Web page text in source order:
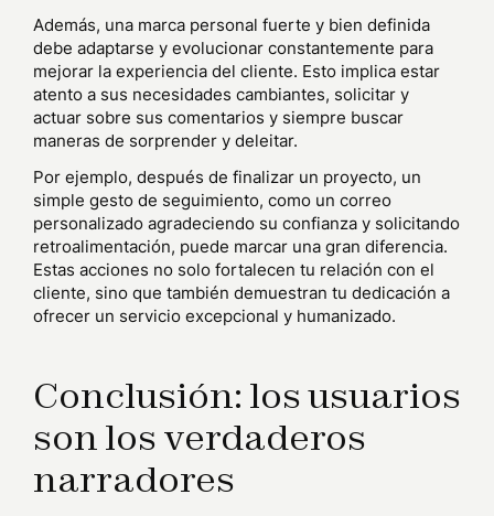
Además, una marca personal fuerte y bien definida
debe adaptarse y evolucionar constantemente para
mejorar la experiencia del cliente. Esto implica estar
atento a sus necesidades cambiantes, solicitar y
actuar sobre sus comentarios y siempre buscar
maneras de sorprender y deleitar.
Por ejemplo, después de finalizar un proyecto, un
simple gesto de seguimiento, como un correo
personalizado agradeciendo su confianza y solicitando
retroalimentación, puede marcar una gran diferencia.
Estas acciones no solo fortalecen tu relación con el
cliente, sino que también demuestran tu dedicación a
ofrecer un servicio excepcional y humanizado.
Conclusión: los usuarios
son los verdaderos
narradores